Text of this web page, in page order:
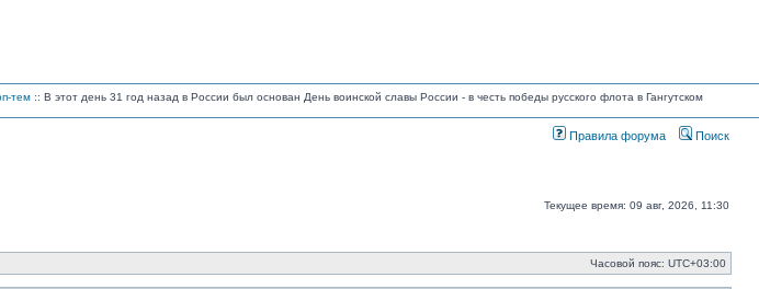
тем :: В этот день 31 год назад в России был основан День воинской славы России - в честь победы русского флота в Гангутском
Правила форума Поиск
Текущее время: 09 авг, 2026, 11:30
Часовой пояс: UTC+03:00